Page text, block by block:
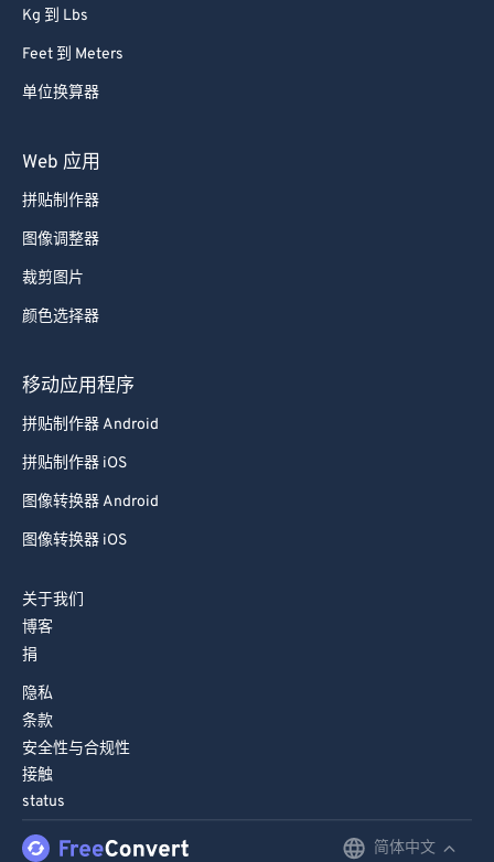
Kg 到 Lbs
Feet 到 Meters
单位换算器
Web 应用
拼贴制作器
图像调整器
裁剪图片
颜色选择器
移动应用程序
拼贴制作器 Android
拼贴制作器 iOS
图像转换器 Android
图像转换器 iOS
关于我们
博客
捐
隐私
条款
安全性与合规性
接触
status
简体中文